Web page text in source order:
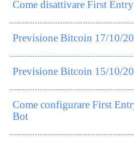
Come disattivare First
Previsione Bitcoin 17/10/
Previsione Bitcoin 15/10/
Come configurare First
Bot